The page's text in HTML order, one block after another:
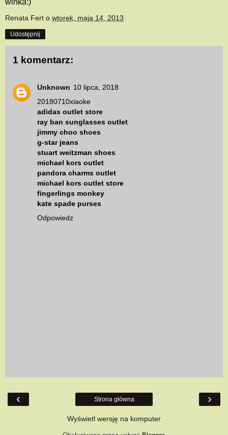
Renata Fert o wtorek, maja 14, 2013
Udostępnij
1 komentarz:
Unknown 10 lipca, 2018
20180710xiaoke
adidas outlet store
ray ban sunglasses outlet
jimmy choo shoes
g-star jeans
stuart weitzman shoes
michael kors outlet
pandora charms outlet
michael kors outlet store
fingerlings monkey
kate spade purses
Odpowiedz
‹ ›
Strona główna
Wyświetl wersję na komputer